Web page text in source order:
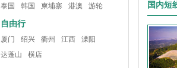
泰国 韩国 柬埔寨 港澳 游轮
自由行
厦门 绍兴 衢州 江西
溧阳
达蓬山
横店
国内短